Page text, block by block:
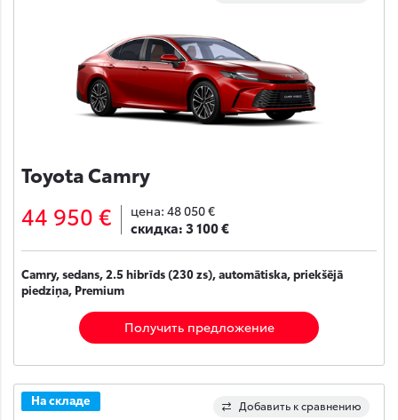
Toyota Camry
44 950 € цена: 48 050 €
скидка:3 100 €
Camry, sedans, 2.5 hibrīds (230 zs), automātiska, priekšējā
piedziņa, Premium
Получить предложение
Добавить к сравнению
На складе